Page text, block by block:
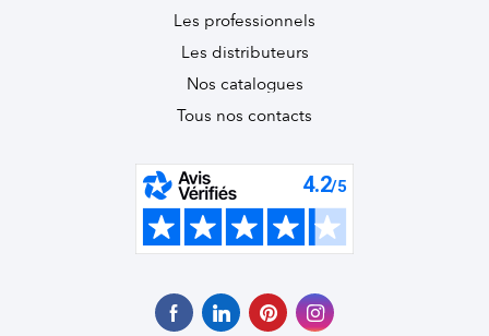
Les professionnels
Les distributeurs
Nos catalogues
Tous nos contacts